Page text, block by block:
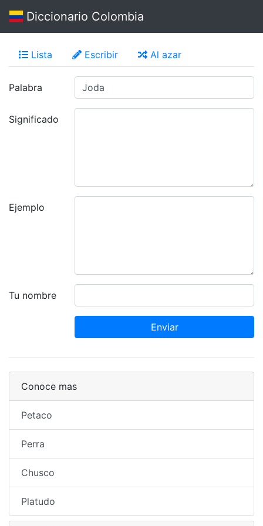
Diccionario Colombia
Lista Escribir Al azar
Palabra
Significado
Ejemplo
Tu nombre
Enviar
Conoce mas
Petaco
Perra
Chusco
Platudo